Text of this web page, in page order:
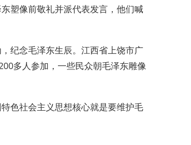
塑像前敬礼并派代表发言，他们喊
纪念毛泽东生辰。江西省上饶市广
多人参加，一些民众朝毛泽东雕像
色社会主义思想核心就是要维护毛